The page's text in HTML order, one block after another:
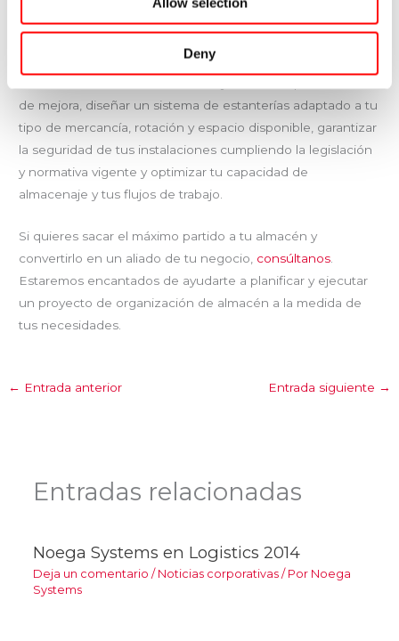
Deny
en soluciones de almacenaje industrial y en la inspección y
validación de estanterías industriales. Te ayudamos analizar
de mejora, diseñar un sistema de estanterías adaptado a tu
tipo de mercancía, rotación y espacio disponible, garantizar
la seguridad de tus instalaciones cumpliendo la legislación
y normativa vigente y optimizar tu capacidad de
almacenaje y tus flujos de trabajo.
Si quieres sacar el máximo partido a tu almacén y
convertirlo en un aliado de tu negocio, consúltanos
Estaremos encantados de ayudarte a planificar y ejecutar
un proyecto de organización de almacén a la medida de
tus necesidades.
← Entrada anterior Entrada siguiente →
Entradas relacionadas
Noega Systems en Logistics 2014
Deja un comentario / Noticias corporativas/ Por Noega
Systems